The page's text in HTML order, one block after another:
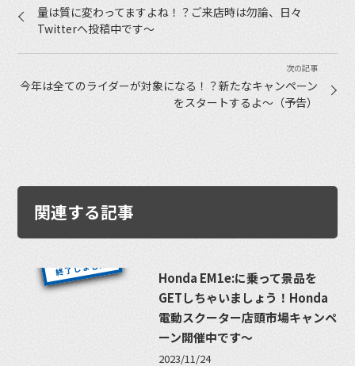
量は質に変わってますよね！？ご来店時は勿論、日々
Twitterへ投稿中です〜
今年は全てのライダーが対象になる！？新たなキャンペーン
をスタートするよ〜（予告）
関連する記事
Honda EM1e:に乗って景品を
GETしちゃいましょう！Honda
電動スクーター店頭市場キャンペ
ーン開催中です〜
2023/11/24